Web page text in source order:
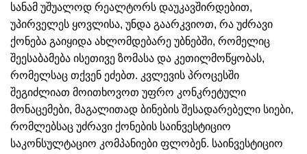
სანამ უშუალოდ რეალტორს დაუკავშირდებით,
უპირველეს ყოვლისა, უნდა გაარკვიოთ, რა უძრავი
ქონება გაიყიდა ახლომდებარე უბნებში, რომელიც
შეესაბამება ისეთივე ზომასა და კეთილმოწყობას,
რომელსაც თქვენ ეძებთ. კვლევის პროცესში
შეგიძლიათ მოითხოვოთ უფრო კონკრეტული
მონაცემები, მაგალითად ბინების შესადარებელი სიები,
რომლებსაც უძრავი ქონების საინვესტიციო
საკონსულტაციო კომპანიები ფლობენ. საინვესტიციო